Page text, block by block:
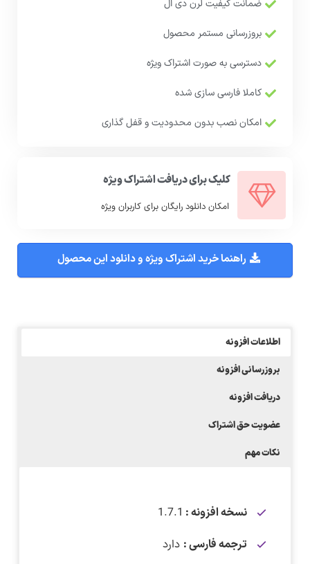
ضمانت کیفیت لرن دی ال
بروزرسانی مستمر محصول
دسترسی به صورت اشتراک ویژه
کاملا فارسی سازی شده
امکان نصب بدون محدودیت و قفل گذاری
کلیک برای دریافت اشتراک ویژه
امکان دانلود رایگان برای کاربران ویژه
راهنما خرید اشتراک ویژه و دانلود این محصول
اطلاعات افزونه
بروزرسانی افزونه
دریافت افزونه
عضویت حق اشتراک
نکات مهم
نسخه افزونه : 1.7.1
ترجمه فارسی : دارد